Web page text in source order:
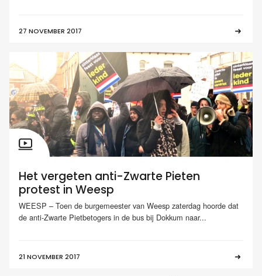
27 NOVEMBER 2017
Het vergeten anti-Zwarte Pieten
protest in Weesp
WEESP – Toen de burgemeester van Weesp zaterdag hoorde dat
de anti-Zwarte Pietbetogers in de bus bij Dokkum naar...
21 NOVEMBER 2017